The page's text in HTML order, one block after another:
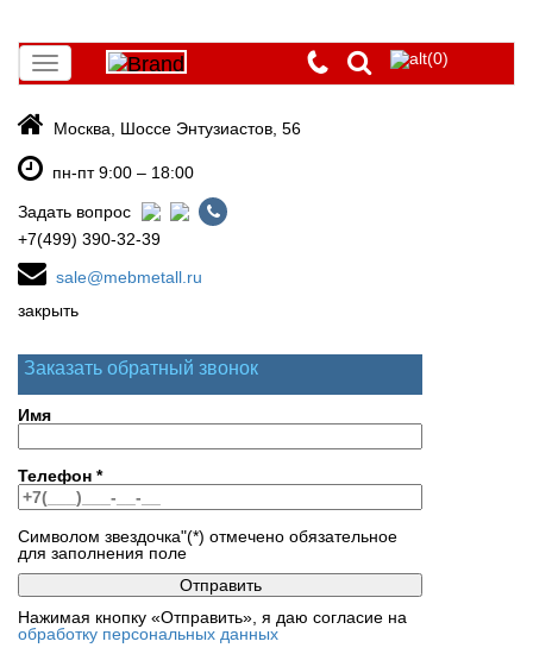
Toggle
navigation
(0)
Москва, Шоссе Энтузиастов, 56
пн-пт 9:00 – 18:00
Задать вопрос
+7(499) 390-32-39
sale@mebmetall.ru
закрыть
Заказать обратный звонок
Имя
Телефон *
Символом звездочка"(*) отмечено обязательное
для заполнения поле
Нажимая кнопку «Отправить», я даю согласие на
обработку персональных данных